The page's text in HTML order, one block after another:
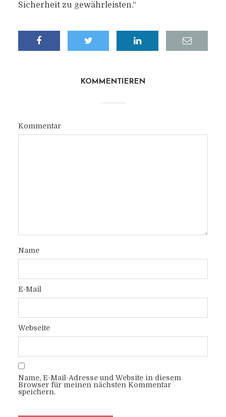
Sicherheit zu gewährleisten.“
KOMMENTIEREN
Kommentar
Name
E-Mail
Webseite
Name, E-Mail-Adresse und Website in diesem
Browser für meinen nächsten Kommentar
speichern.